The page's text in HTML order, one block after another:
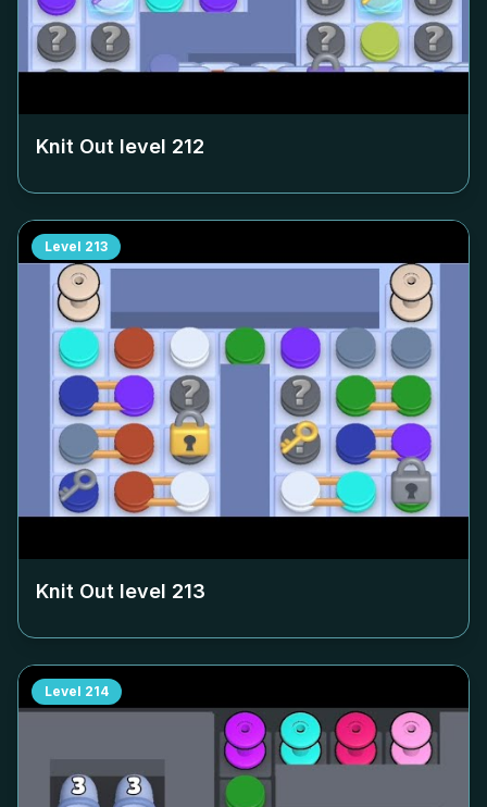
Knit Out level 212
Level 213
Knit Out level 213
Level 214